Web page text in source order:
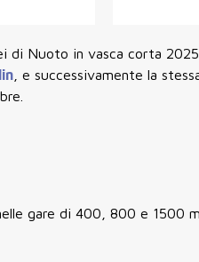
di Nuoto in vasca corta
, e successivamente la
gare di 400, 800 e 1500